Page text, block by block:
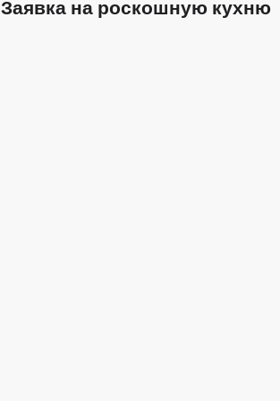
Заявка на роскошную кухню